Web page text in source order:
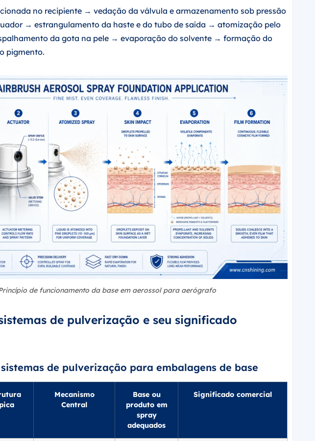
no recipiente → vedação da válvula e armazenamento sob pressão
→ estrangulamento da haste e do tubo de saída → atomização pelo
da gota na pele → evaporação do solvente → formação do
pigmento.
de funcionamento da base em aerossol para aerógrafo
de pulverização e seu significado
de pulverização para embalagens de base
Mecanismo
Central
Base ou
produto em
spray
adequados
Significado comercial